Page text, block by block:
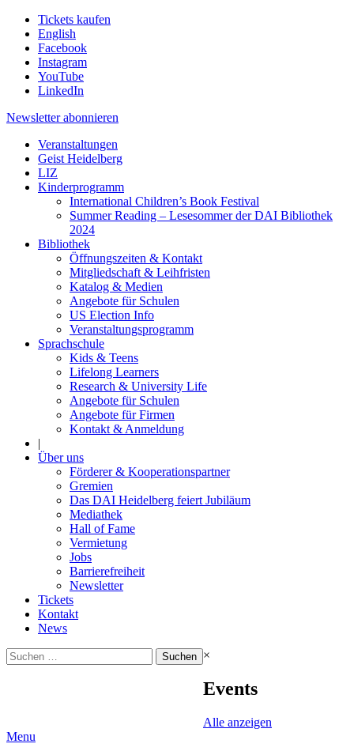
Tickets kaufen
English
Facebook
Instagram
YouTube
LinkedIn
Newsletter abonnieren
Veranstaltungen
Geist Heidelberg
LIZ
Kinderprogramm
International Children’s Book Festival
Summer Reading – Lesesommer der DAI Bibliothek
2024
Bibliothek
Öffnungszeiten & Kontakt
Mitgliedschaft & Leihfristen
Katalog & Medien
Angebote für Schulen
US Election Info
Veranstaltungsprogramm
Sprachschule
Kids & Teens
Lifelong Learners
Research & University Life
Angebote für Schulen
Angebote für Firmen
Kontakt & Anmeldung
|
Über uns
Förderer & Kooperationspartner
Gremien
Das DAI Heidelberg feiert Jubiläum
Mediathek
Hall of Fame
Vermietung
Jobs
Barrierefreiheit
Newsletter
Tickets
Kontakt
News
Suchen
nach:
×
Events
Alle anzeigen
Menu